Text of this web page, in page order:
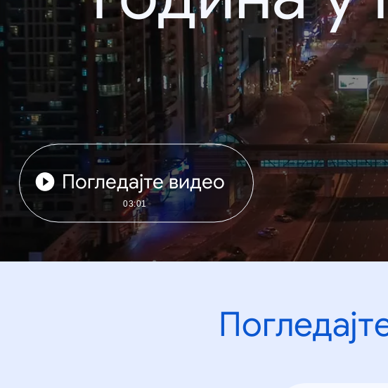
Погледајте видео
03:01